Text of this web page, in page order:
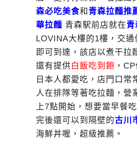
森必吃美食和 青森拉麵推
華拉麵 青森駅前店就在青
LOVINA大樓的1樓，交通
即可到達，該店以煮干拉
還有提供 白飯吃到飽 ，
日本人都愛吃，店門口常
人在排隊等著吃拉麵，營
上7點開始，想要當早餐
完後還可以到隔壁的古川
海鮮丼喔，超級推薦。